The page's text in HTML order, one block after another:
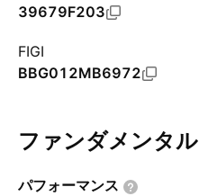
39679F203
FIGI
BBG012MB6972
ファンダメンタル
パフォーマンス